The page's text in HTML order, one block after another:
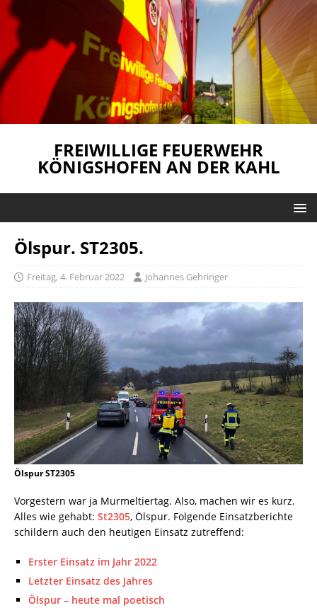
FREIWILLIGE FEUERWEHR
KÖNIGSHOFEN AN DER KAHL
Ölspur. ST2305.
Freitag, 4. Februar 2022 Johannes Gehringer
Ölspur ST2305
Vorgestern war ja Murmeltiertag. Also, machen wir es kurz.
Alles wie gehabt: St2305, Ölspur. Folgende Einsatzberichte
schildern auch den heutigen Einsatz zutreffend:
Erster Einsatz im Jahr 2022
Letzter Einsatz des Jahres
Ölspur – heute mal poetisch